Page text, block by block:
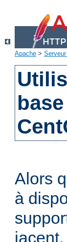
Apache >
Alors
à